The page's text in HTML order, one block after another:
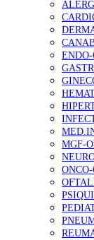
gesto
202
família
175
Quase
86
MGF-